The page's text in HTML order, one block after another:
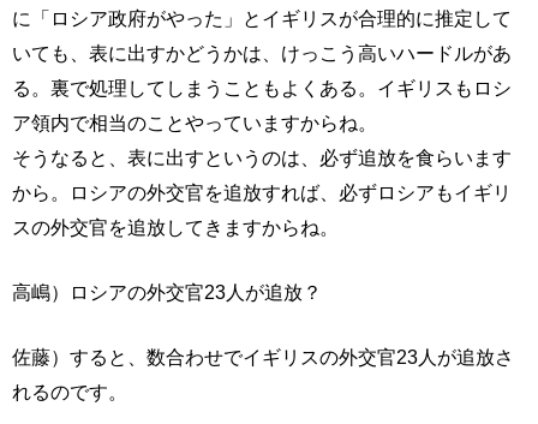
に「ロシア政府がやった」とイギリスが合理的に推定して
いても、表に出すかどうかは、けっこう高いハードルがあ
る。裏で処理してしまうこともよくある。イギリスもロシ
ア領内で相当のことやっていますからね。
そうなると、表に出すというのは、必ず追放を食らいます
から。ロシアの外交官を追放すれば、必ずロシアもイギリ
スの外交官を追放してきますからね。
高嶋）ロシアの外交官23人が追放？
佐藤）すると、数合わせでイギリスの外交官23人が追放さ
れるのです。